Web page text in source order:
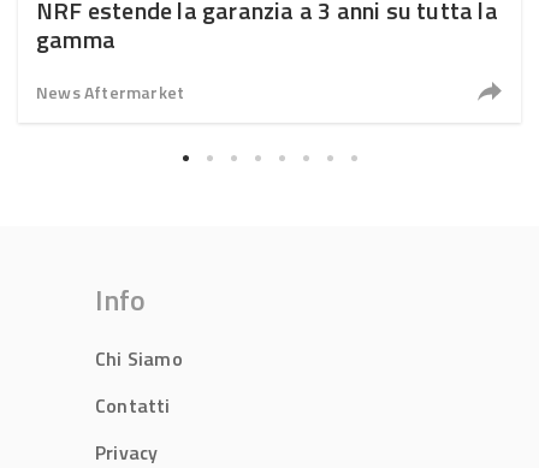
NRF estende la garanzia a 3 anni su tutta la
gamma
News Aftermarket
Info
Chi Siamo
Contatti
Privacy